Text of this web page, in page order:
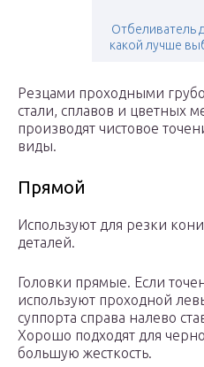
Отбеливатель
какой лучше
Резцами проходными
стали, сплавов и цветных
производят чистовое
виды.
Прямой
Используют для резки
деталей.
Головки прямые. Если
используют проходной
суппорта справа налево
Хорошо подходят для
большую жесткость.